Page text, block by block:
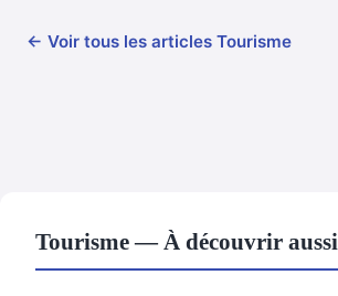
← Voir tous les articles Tourisme
Tourisme — À découvrir aussi